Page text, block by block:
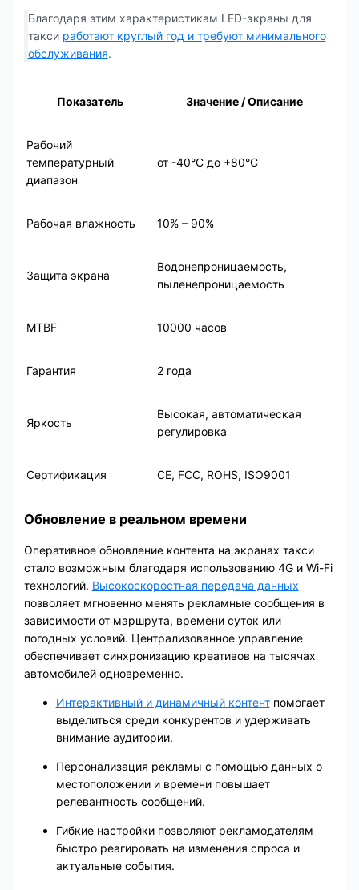
Благодаря этим характеристикам LED-экраны для
такси работают круглый год и требуют минимального
обслуживания.
Показатель Значение / Описание
Рабочий
температурный
диапазон
от -40°C до +80°C
Рабочая влажность 10% – 90%
Защита экрана
Водонепроницаемость,
пыленепроницаемость
MTBF 10000 часов
Гарантия 2 года
Яркость
Высокая, автоматическая
регулировка
Сертификация CE, FCC, ROHS, ISO9001
Обновление в реальном времени
Оперативное обновление контента на экранах такси
стало возможным благодаря использованию 4G и Wi-Fi
технологий. Высокоскоростная передача данных
позволяет мгновенно менять рекламные сообщения в
зависимости от маршрута, времени суток или
погодных условий. Централизованное управление
обеспечивает синхронизацию креативов на тысячах
автомобилей одновременно.
Интерактивный и динамичный контентпомогает
выделиться среди конкурентов и удерживать
внимание аудитории.
Персонализация рекламы с помощью данных о
местоположении и времени повышает
релевантность сообщений.
Гибкие настройки позволяют рекламодателям
быстро реагировать на изменения спроса и
актуальные события.